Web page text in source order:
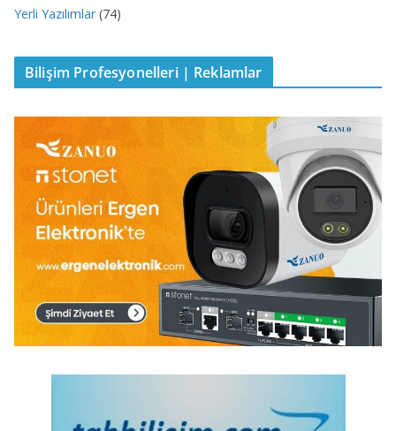
Yerli Yazılımlar (74)
Bilişim Profesyonelleri | Reklamlar